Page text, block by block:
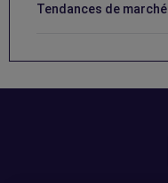
Tendances de marché